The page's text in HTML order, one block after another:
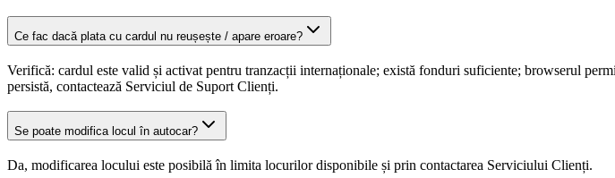
Ce fac dacă plata cu cardul nu reușește / apare eroare?
Verifică: cardul este valid și activat pentru tranzacții internaționale; există fonduri suficiente; browserul
persistă, contactează Serviciul de Suport Clienți.
Se poate modifica locul în autocar?
Da, modificarea locului este posibilă în limita locurilor disponibile și prin contactarea Serviciului Clienți.